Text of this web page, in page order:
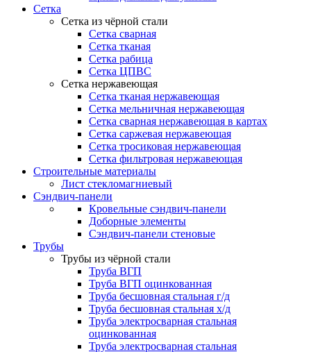
Сетка
Сетка из чёрной стали
Сетка сварная
Сетка тканая
Сетка рабица
Сетка ЦПВС
Сетка нержавеющая
Сетка тканая нержавеющая
Сетка мельничная нержавеющая
Сетка сварная нержавеющая в картах
Сетка саржевая нержавеющая
Сетка тросиковая нержавеющая
Сетка фильтровая нержавеющая
Строительные материалы
Лист стекломагниевый
Сэндвич-панели
Кровельные сэндвич-панели
Доборные элементы
Сэндвич-панели стеновые
Трубы
Трубы из чёрной стали
Труба ВГП
Труба ВГП оцинкованная
Труба бесшовная стальная г/д
Труба бесшовная стальная х/д
Труба электросварная стальная
оцинкованная
Труба электросварная стальная